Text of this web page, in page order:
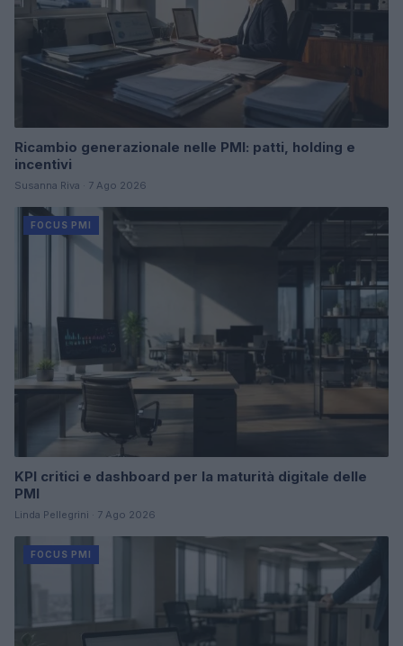
Ricambio generazionale nelle PMI: patti, holding e
incentivi
Susanna Riva · 7 Ago 2026
FOCUS PMI
KPI critici e dashboard per la maturità digitale delle
PMI
Linda Pellegrini · 7 Ago 2026
FOCUS PMI